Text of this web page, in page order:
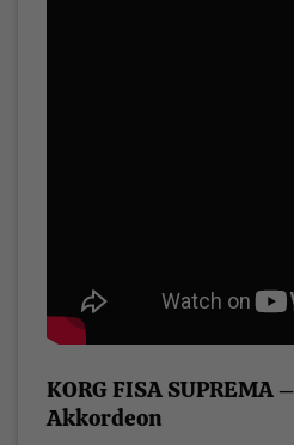
KORG FISA SUPREMA
Akkordeon